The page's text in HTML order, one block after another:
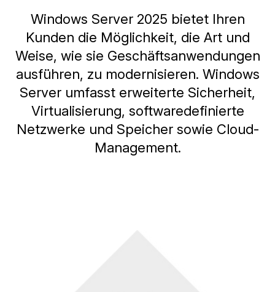
Windows Server 2025 bietet Ihren
Kunden die Möglichkeit, die Art und
Weise, wie sie Geschäftsanwendungen
ausführen, zu modernisieren. Windows
Server umfasst erweiterte Sicherheit,
Virtualisierung, softwaredefinierte
Netzwerke und Speicher sowie Cloud-
Management.